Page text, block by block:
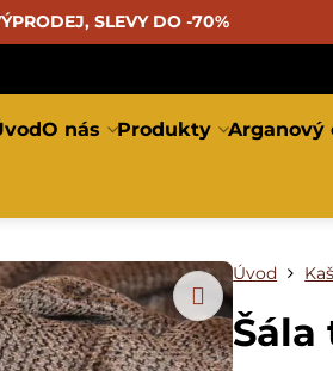
SLEVY DO -70%
O nás Produkty Arganový
Úvod
Šála